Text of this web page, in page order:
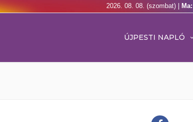
2026. 08. 08. (szombat) |
ÚJPESTI NAPLÓ